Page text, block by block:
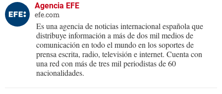
Agencia EFE
efe.com
Es una agencia de noticias internacional española que
distribuye información a más de dos mil medios de
comunicación en todo el mundo en los soportes de
prensa escrita, radio, televisión e internet. Cuenta con
una red con más de tres mil periodistas de 60
nacionalidades.